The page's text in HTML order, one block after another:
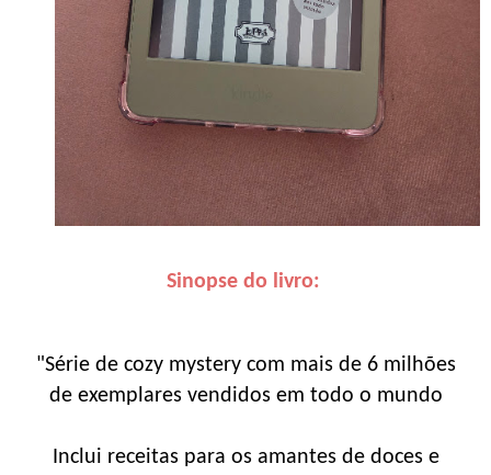
Sinopse do livro:
"Série de cozy mystery com mais de 6 milhões
de exemplares vendidos em todo o mundo
Inclui receitas para os amantes de doces e